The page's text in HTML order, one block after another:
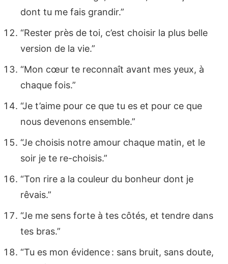
dont tu me fais grandir.”
“Rester près de toi, c’est choisir la plus belle
version de la vie.”
“Mon cœur te reconnaît avant mes yeux, à
chaque fois.”
“Je t’aime pour ce que tu es et pour ce que
nous devenons ensemble.”
“Je choisis notre amour chaque matin, et le
soir je te re-choisis.”
“Ton rire a la couleur du bonheur dont je
rêvais.”
“Je me sens forte à tes côtés, et tendre dans
tes bras.”
“Tu es mon évidence : sans bruit, sans doute,